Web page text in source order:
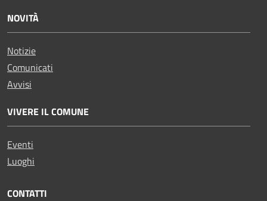
NOVITÀ
Notizie
Comunicati
Avvisi
VIVERE IL COMUNE
Eventi
Luoghi
CONTATTI